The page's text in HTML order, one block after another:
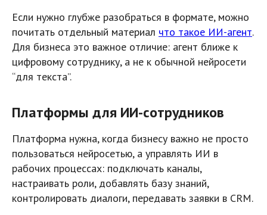
Если нужно глубже разобраться в формате, можно
почитать отдельный материал что такое ИИ-агент.
Для бизнеса это важное отличие: агент ближе к
цифровому сотруднику, а не к обычной нейросети
“для текста”.
Платформы для ИИ-сотрудников
Платформа нужна, когда бизнесу важно не просто
пользоваться нейросетью, а управлять ИИ в
рабочих процессах: подключать каналы,
настраивать роли, добавлять базу знаний,
контролировать диалоги, передавать заявки в CRM.